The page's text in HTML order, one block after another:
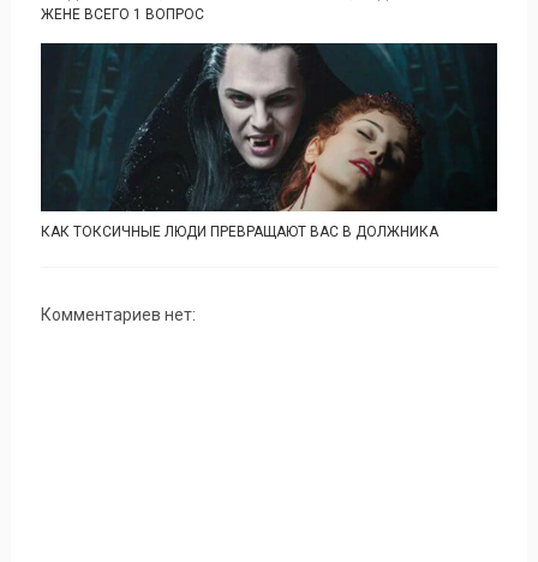
ЖЕНЕ ВСЕГО 1 ВОПРОС
КАК ТОКСИЧНЫЕ ЛЮДИ ПРЕВРАЩАЮТ ВАС В ДОЛЖНИКА
Комментариев нет: